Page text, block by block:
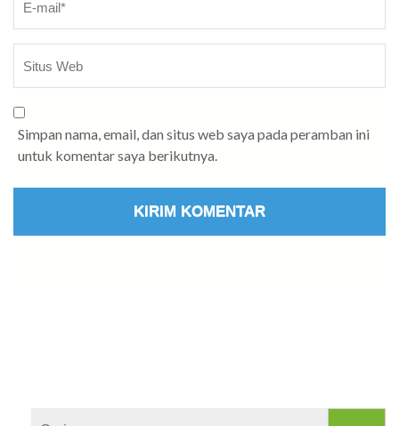
Simpan nama, email, dan situs web saya pada peramban ini
untuk komentar saya berikutnya.